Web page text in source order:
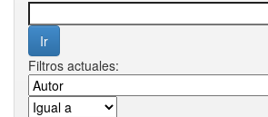
Filtros actuales: